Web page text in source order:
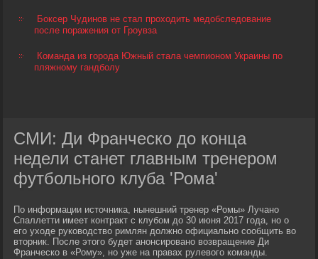
Боксер Чудинов не стал проходить медобследование
после поражения от Гроувза
Команда из города Южный стала чемпионом Украины по
пляжному гандболу
СМИ: Ди Франческо до конца
недели станет главным тренером
футбольного клуба 'Рома'
По информации источника, нынешний тренер «Ромы» Лучано
Спаллетти имеет контракт с клубом до 30 июня 2017 года, но о
его уходе руководство римлян должно официально сообщить во
вторник. После этого будет анонсировано возвращение Ди
Франческо в «Рому», но уже на правах рулевого команды.